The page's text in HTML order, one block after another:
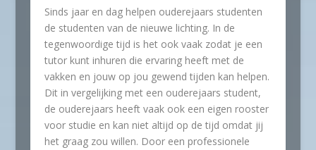
Sinds jaar en dag helpen ouderejaars studenten
de studenten van de nieuwe lichting. In de
tegenwoordige tijd is het ook vaak zodat je een
tutor kunt inhuren die ervaring heeft met de
vakken en jouw op jou gewend tijden kan helpen.
Dit in vergelijking met een ouderejaars student,
de ouderejaars heeft vaak ook een eigen rooster
voor studie en kan niet altijd op de tijd omdat jij
het graag zou willen. Door een professionele